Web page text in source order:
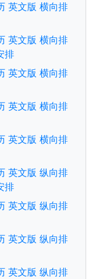
英文版 横向排
英文版 横向排
排
英文版 横向排
英文版 横向排
英文版 横向排
英文版 纵向排
排
英文版 纵向排
英文版 纵向排
英文版 纵向排